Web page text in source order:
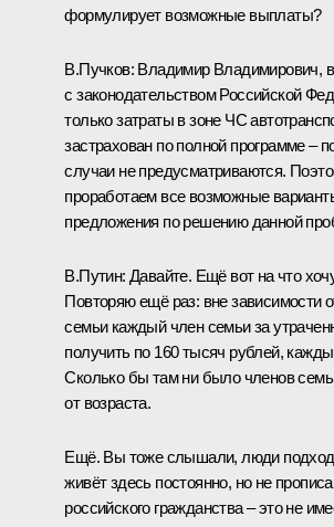
формулирует возможные выплаты?
В.Пучков: Владимир Владимирович, в
с законодательством Российской
только затраты в зоне ЧС
застрахован по полной программе –
случаи не предусматриваются.
проработаем все возможные
предложения по решению данной
В.Путин: Давайте. Ещё вот на что
Повторяю ещё раз: вне зависимости
семьи каждый член семьи за
получить по 160 тысяч рублей,
Сколько бы там ни было членов
от возраста.
Ещё. Вы тоже слышали, люди
живёт здесь постоянно, но не
российского гражданства – это не